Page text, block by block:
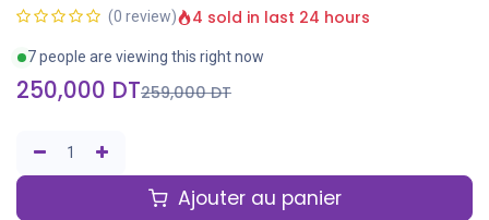
(0 review) 4 sold in last 24 hours
7 people are viewing this right now
250,000 DT259,000DT
Ajouter au panier